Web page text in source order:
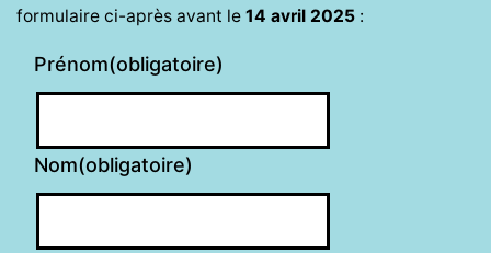
formulaire ci-après avant le 14 avril 2025 :
Prénom(obligatoire)
Nom(obligatoire)